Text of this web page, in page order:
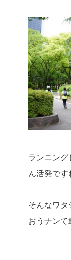
ランニング
ん活発です
そんなワタ
おうナンて